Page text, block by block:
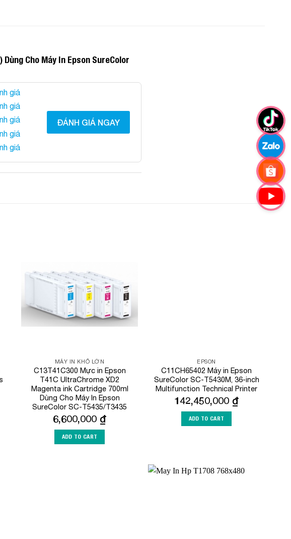
Dùng Cho Máy In Epson SureColor
giá
giá
giá
giá
giá
ĐÁNH GIÁ NGAY
MÁY IN KHỔ LỚN
C13T41C300 Mực in Epson
T41C UltraChrome XD2
Magenta ink Cartridge 700ml
Dùng Cho Máy In Epson
SureColor SC-T5435/T3435
6,600,000 ₫
ADD TO CART
EPSON
C11CH65402 Máy in Epson
SureColor SC-T5430M, 36-inch
Multifunction Technical Printer
142,450,000 ₫
ADD TO CART